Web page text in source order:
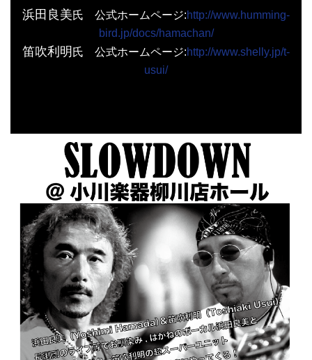
浜田良美氏 公式ホームページ:http://www.humming-
bird.jp/docs/hamachan/
笛吹利明 氏 公式ホームページ:http://www.shelly.jp/t-
usui/